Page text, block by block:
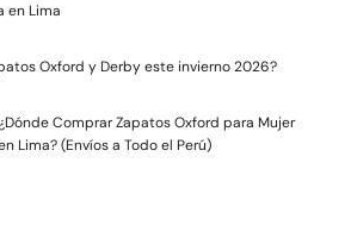
en Lima
Oxford y Derby este invierno 2026?
Comprar Zapatos Oxford para Mujer
Lima? (Envíos a Todo el Perú)